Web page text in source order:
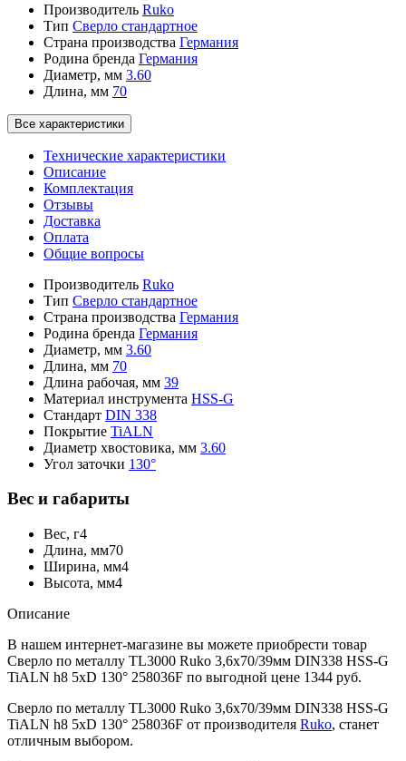
Производитель Ruko
Тип Сверло стандартное
Страна производства Германия
Родина бренда Германия
Диаметр, мм 3.60
Длина, мм 70
Все характеристики
Технические характеристики
Описание
Комплектация
Отзывы
Доставка
Оплата
Общие вопросы
Производитель Ruko
Тип Сверло стандартное
Страна производства Германия
Родина бренда Германия
Диаметр, мм 3.60
Длина, мм 70
Длина рабочая, мм 39
Материал инструмента HSS-G
Стандарт DIN 338
Покрытие TiALN
Диаметр хвостовика, мм 3.60
Угол заточки 130°
Вес и габариты
Вес, г4
Длина, мм70
Ширина, мм4
Высота, мм4
Описание
В нашем интернет-магазине вы можете приобрести товар
Сверло по металлу TL3000 Ruko 3,6x70/39мм DIN338 HSS-G
TiALN h8 5xD 130° 258036F по выгодной цене 1344 руб.
Сверло по металлу TL3000 Ruko 3,6x70/39мм DIN338 HSS-G
TiALN h8 5xD 130° 258036F от производителя Ruko, станет
отличным выбором.